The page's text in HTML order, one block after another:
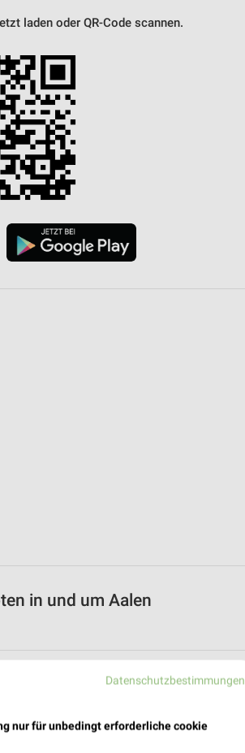
laden oder QR-Code scannen.
in und um Aalen
Datenschutzbestimmungen
nur für unbedingt erforderliche cookie